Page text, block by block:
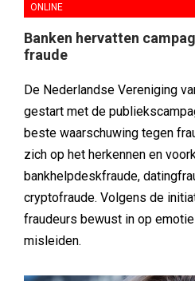
ONLINE
Banken hervatten
fraude
De Nederlandse Vereniging
gestart met de
beste waarschuwing tegen
zich op het herkennen en
bankhelpdeskfraude,
cryptofraude. Volgens de
fraudeurs bewust in op
misleiden.